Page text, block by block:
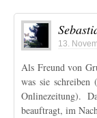
13.
Als Freund von
was sie schreiben
Onlinezeitung).
beauftragt, im